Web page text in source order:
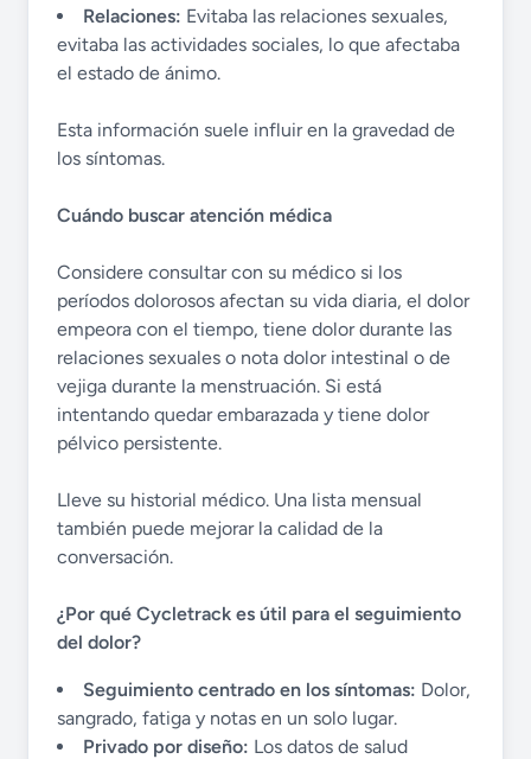
Relaciones: Evitaba las relaciones sexuales,
evitaba las actividades sociales, lo que afectaba
el estado de ánimo.
Esta información suele influir en la gravedad de
los síntomas.
Cuándo buscar atención médica
Considere consultar con su médico si los
períodos dolorosos afectan su vida diaria, el dolor
empeora con el tiempo, tiene dolor durante las
relaciones sexuales o nota dolor intestinal o de
vejiga durante la menstruación. Si está
intentando quedar embarazada y tiene dolor
pélvico persistente.
Lleve su historial médico. Una lista mensual
también puede mejorar la calidad de la
conversación.
¿Por qué Cycletrack es útil para el seguimiento
del dolor?
Seguimiento centrado en los síntomas: Dolor,
sangrado, fatiga y notas en un solo lugar.
Privado por diseño: Los datos de salud